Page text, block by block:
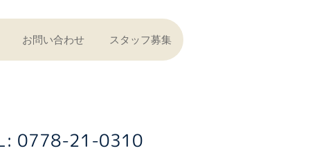
お問い合わせ スタッフ募集
0778-21-0310